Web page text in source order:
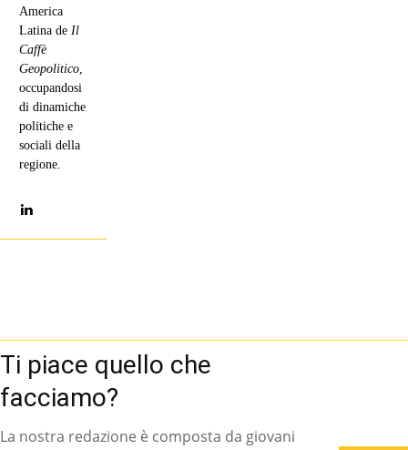
America
Latina de Il
Caffè
Geopolitico
occupandosi
di dinamiche
politiche e
sociali della
regione.
Ti piace quello che
facciamo?
La nostra redazione è composta da giovani